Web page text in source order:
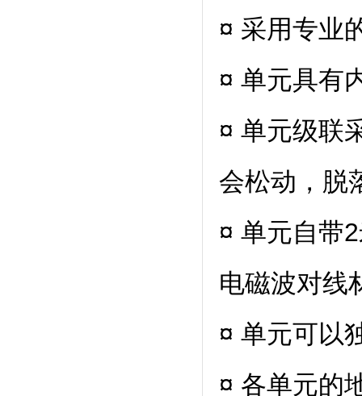
¤ 采用专业
¤ 单元具有
¤ 单元级联
会松动，脱
¤ 单元自带
电磁波对线
¤ 单元可以
¤ 各单元的